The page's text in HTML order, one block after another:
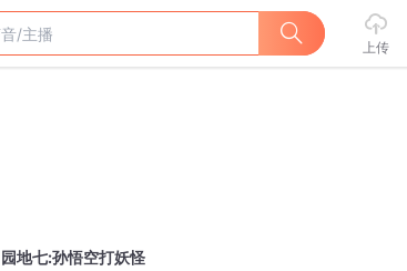
上传
园地七:孙悟空打妖怪